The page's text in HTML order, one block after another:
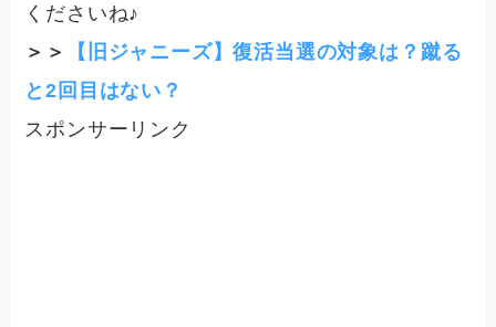
くださいね♪
＞＞
【旧ジャニーズ】復活当選の対象は？蹴る
と2回目はない？
スポンサーリンク